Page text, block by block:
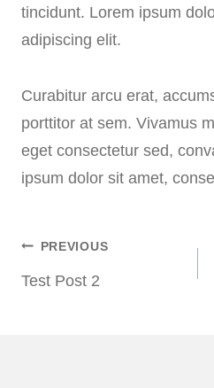
tincidunt. Lorem ipsum
adipiscing elit.
Curabitur arcu erat,
porttitor at sem. Vivamus
eget consectetur sed,
ipsum dolor sit amet,
navigation
PREVIOUS
Test Post 2